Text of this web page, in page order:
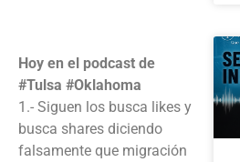
Hoy en el podcast de
#Tulsa #Oklahoma
1.- Siguen los busca likes y
busca shares diciendo
falsamente que migración